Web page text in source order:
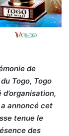
de
Togo, Togo
a annoncé cet
tenue le
des